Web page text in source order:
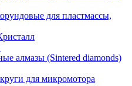
для пластмассы,
алмазы (Sintered diamonds)
для микромотора